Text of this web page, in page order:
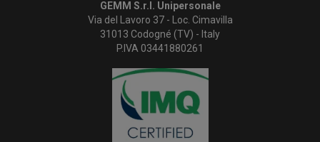
GEMM S.r.l. Unipersonale
Via del Lavoro 37 - Loc. Cimavilla
31013 Codogné (TV) - Italy
P.IVA 03441880261